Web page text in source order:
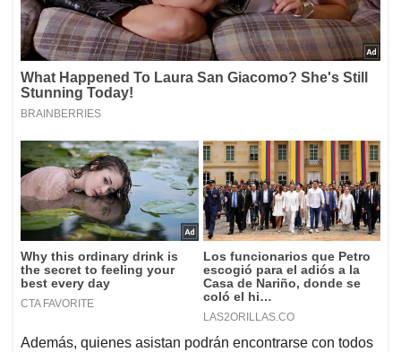
Además, quienes asistan podrán encontrarse con todos